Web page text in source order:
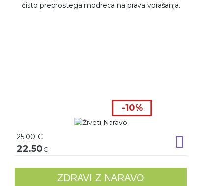
čisto preprostega modreca na prava vprašanja.
-10%
25.00 €
22.50€
ZDRAVI Z NARAVO